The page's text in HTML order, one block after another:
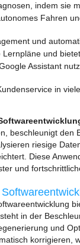
indem sie
Fahren
und
und
Assistant
in
beschleunigt den
riesige
Diese
und
in der
und
korrigieren,